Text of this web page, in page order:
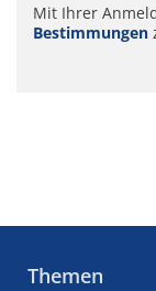
Mit Ihrer
Bestimmungen
Themen